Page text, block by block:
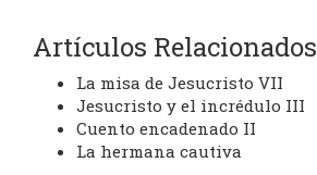
Artículos Relacionados
La misa de Jesucristo VII
Jesucristo y el incrédulo III
Cuento encadenado II
La hermana cautiva